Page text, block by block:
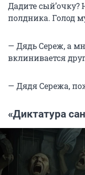
Дадите сый’очку?
полдника. Голод
— Дядь Сереж, а
вклинивается
— Дядя Сережа,
«Диктатура